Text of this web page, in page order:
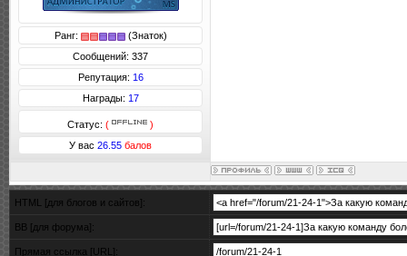
Ранг:
(Знаток)
Сообщений: 337
Репутация: 16
Награды: 17
Статус: (
)
У вас 26.55 балов
HTML [для блогов и сайтов]:
BB [для форума]:
Прямая ссылка [URL]: